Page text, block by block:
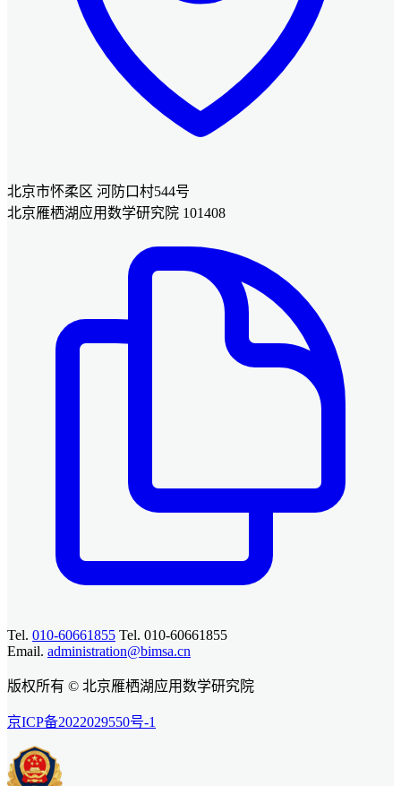
北京市怀柔区 河防口村544号
北京雁栖湖应用数学研究院 101408
Tel. 010-60661855 Tel. 010-60661855
Email. administration@bimsa.cn
版权所有 © 北京雁栖湖应用数学研究院
京ICP备2022029550号-1